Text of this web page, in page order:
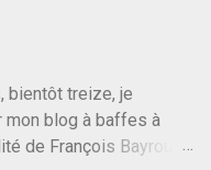
bientôt treize, je
blog à baffes à
de François Bayrou. Il